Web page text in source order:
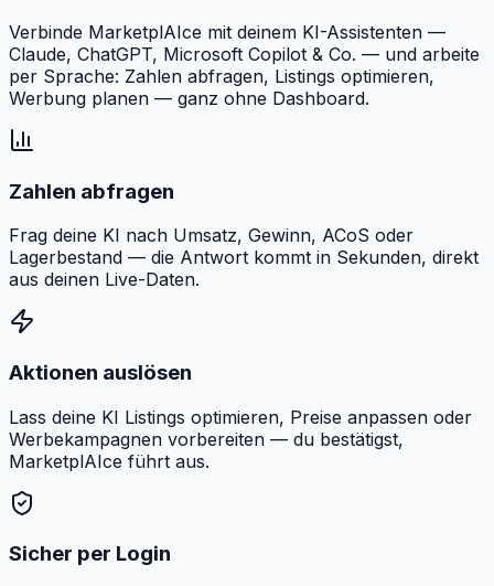
Verbinde MarketplAIce mit deinem KI-Assistenten —
Claude, ChatGPT, Microsoft Copilot & Co. — und arbeite
per Sprache: Zahlen abfragen, Listings optimieren,
Werbung planen — ganz ohne Dashboard.
Zahlen abfragen
Frag deine KI nach Umsatz, Gewinn, ACoS oder
Lagerbestand — die Antwort kommt in Sekunden, direkt
aus deinen Live-Daten.
Aktionen auslösen
Lass deine KI Listings optimieren, Preise anpassen oder
Werbekampagnen vorbereiten — du bestätigst,
MarketplAIce führt aus.
Sicher per Login